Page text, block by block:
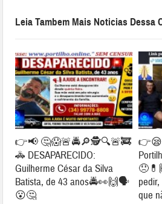
Leia Tambem Mais Noticias Dessa
👉📢 🤔😱🚨🚔🔎🕵🔍🚨🚒
🚓 DESAPARECIDO:
Guilherme César da Silva
Batista, de 43 anos🚔👀🙌🗣
😮🤔
que